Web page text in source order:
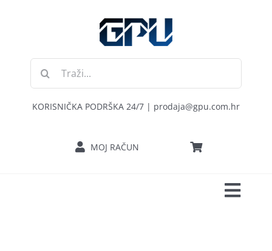
Traži...
KORISNIČKA PODRŠKA 24/7 | prodaja@gpu.com.hr
MOJ RAČUN